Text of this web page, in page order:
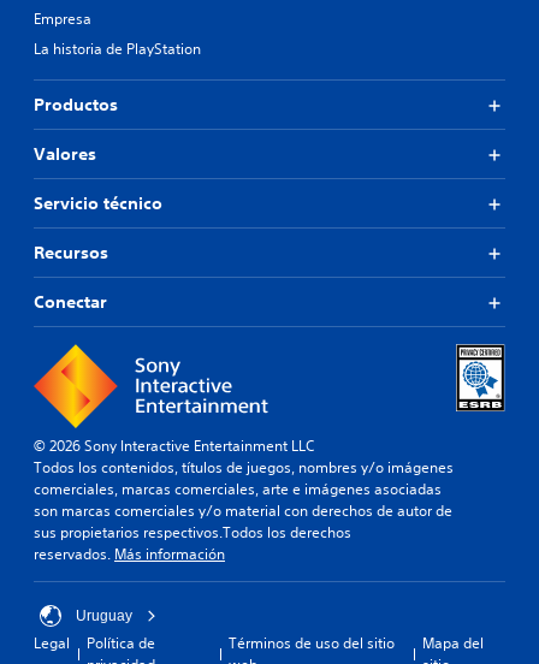
Empresa
La historia de PlayStation
Productos
Valores
Servicio técnico
Recursos
Conectar
© 2026 Sony Interactive Entertainment LLC
Todos los contenidos, títulos de juegos, nombres y/o imágenes
comerciales, marcas comerciales, arte e imágenes asociadas
son marcas comerciales y/o material con derechos de autor de
sus propietarios respectivos.Todos los derechos
reservados. Más información
Uruguay
Legal
Política de
Términos de uso del sitio
Mapa del